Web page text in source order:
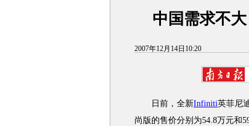
中国需求不
2007年12月14日10:20
日前，全新Infiniti英菲尼
尚版的售价分别为54.8万元和